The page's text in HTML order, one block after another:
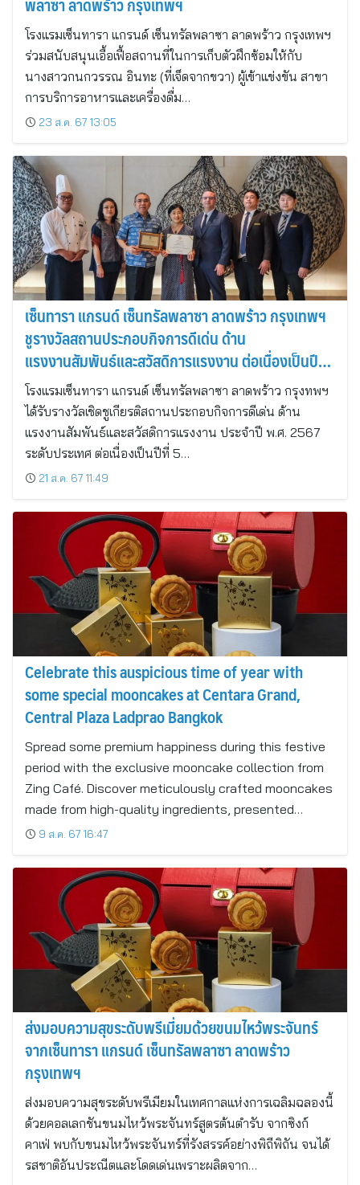
โรงแรมเซ็นทารา แกรนด์ เซ็นทรัลพลาซา ลาดพร้าว กรุงเทพฯ
ร่วมสนับสนุนเอื้อเฟื้อสถานที่ในการเก็บตัวฝึกซ้อมให้กับ
นางสาวกนกวรรณ อินทะ (ที่เจ็ดจากขวา) ผู้เข้าแข่งขัน สาขา
การบริการอาหารและเครื่องดื่ม…
23 ส.ค. 67 13:05
เซ็นทารา แกรนด์ เซ็นทรัลพลาซา ลาดพร้าว กรุงเทพฯ
ชูรางวัลสถานประกอบกิจการดีเด่น ด้าน
แรงงานสัมพันธ์และสวัสดิการแรงงาน ต่อเนื่องเป็นปีที่
5
โรงแรมเซ็นทารา แกรนด์ เซ็นทรัลพลาซา ลาดพร้าว กรุงทพฯ
ได้รับรางวัลเชิดชูเกียรติสถานประกอบกิจการดีเด่น ด้าน
แรงงานสัมพันธ์และสวัสดิการแรงงาน ประจำปี พ.ศ. 2567
ระดับประเทศ ต่อเนื่องเป็นปีที่ 5…
21 ส.ค. 67 11:49
Celebrate this auspicious time of year with
some special mooncakes at Centara Grand,
Central Plaza Ladprao Bangkok
Spread some premium happiness during this festive
period with the exclusive mooncake collection from
Zing Café. Discover meticulously crafted mooncakes
made from high-quality ingredients, presented…
9 ส.ค. 67 16:47
ส่งมอบความสุขระดับพรีเมี่ยมด้วยขนมไหว้พระจันทร์
จากเซ็นทารา แกรนด์ เซ็นทรัลพลาซา ลาดพร้าว
กรุงเทพฯ
ส่งมอบความสุขระดับพรีเมียมในเทศกาลแห่งการเฉลิมฉลองนี้
ด้วยคอลเลกชันขนมไหว้พระจันทร์สูตรต้นตำรับ จากซิงก์
คาเฟ่ พบกับขนมไหว้พระจันทร์ที่รังสรรค์อย่างพิถีพิถัน จนได้
รสชาติอันประณีตและโดดเด่นเพราะผลิตจาก…